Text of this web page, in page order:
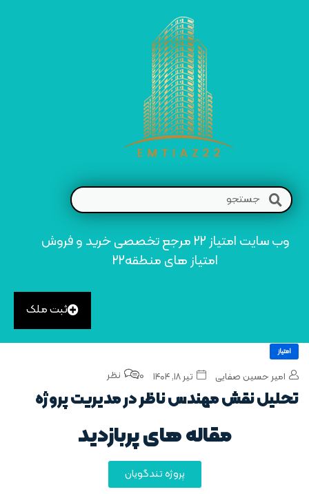
وب سایت امتیاز 22 مرجع تخصصی خرید و فروش
امتیاز های منطقه22
ثبت ملک
امتیاز
امیر حسین صفایی تیر ۱۸, ۱۴۰۴ 0 نظر
تحلیل نقش مهندس ناظر در مدیریت پروژه
مقاله های پربازدید
پروژه تندگویان